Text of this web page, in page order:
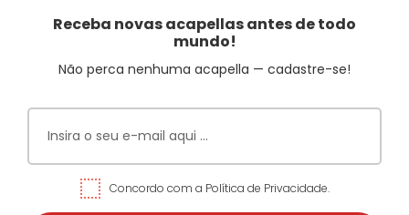
Receba novas acapellas antes de todo
mundo!
Não perca nenhuma acapella — cadastre-se!
Concordo com a Política de Privacidade.